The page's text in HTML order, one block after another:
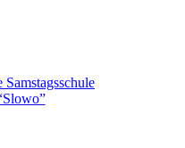
Samstagsschule